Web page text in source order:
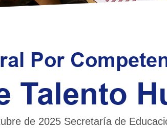
Por
Talento
de 2025 Secretaría de